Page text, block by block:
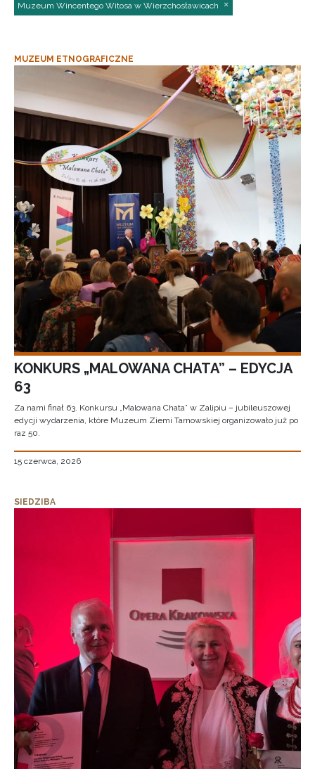
Muzeum Wincentego Witosa w Wierzchosławicach
MUZEUM ETNOGRAFICZNE
KONKURS „MALOWANA CHATA” – EDYCJA
63
Za nami finał 63. Konkursu „Malowana Chata” w Zalipiu – jubileuszowej
edycji wydarzenia, które Muzeum Ziemi Tarnowskiej organizowało już po
raz 50.
15 czerwca, 2026
SIEDZIBA